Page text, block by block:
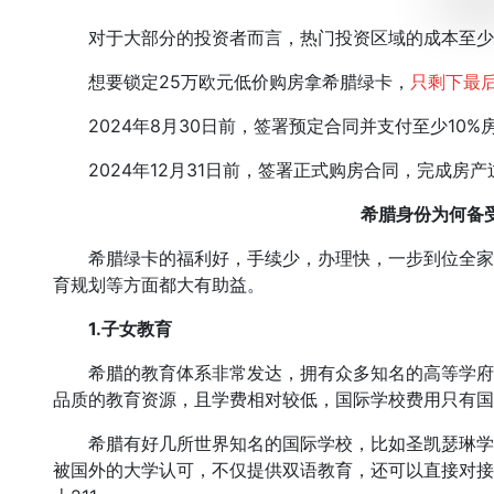
对于大部分的投资者而言，热门投资区域的成本至
想要锁定25万欧元低价购房拿希腊绿卡， 只剩下最
2024年8月30日前，签署预定合同并支付至少10%
2024年12月31日前，签署正式购房合同，完成房产
希腊身份为何备
希腊绿卡的福利好，手续少，办理快，一步到位全
育规划等方面都大有助益。
1.子女教育
希腊的教育体系非常发达，拥有众多知名的高等学
品质的教育资源，且学费相对较低，国际学校费用只有
希腊有好几所世界知名的国际学校，比如圣凯瑟琳
被国外的大学认可，不仅提供双语教育，还可以直接对